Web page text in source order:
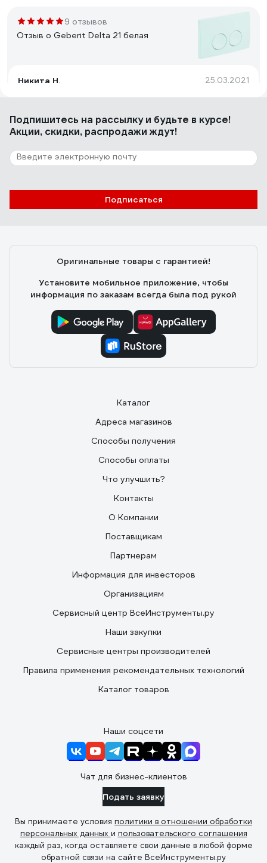
9 отзывов
Отзыв о Geberit Delta 21 белая
Никита Н. 25.03.2021
Качественная кнопка. Удобная в монтаже и
32 отзыва
Отзыв о Geberit Sigma 01 белая
Р. К. 11.01.2020
Подпишитесь на рассылкуи будьте в курсе!
Акции, скидки, распродажи ждут!
Подписаться
Оригинальные товары с гарантией!
Установите мобильное приложение, чтобы
информация по заказам всегда была под рукой
Каталог
Адреса магазинов
Способы получения
Способы оплаты
Что улучшить?
Контакты
О Компании
Поставщикам
Партнерам
Информация для инвесторов
Организациям
Сервисный центр ВсеИнструменты.ру
Наши закупки
Сервисные центры производителей
Правила применения рекомендательных технологий
Каталог товаров
Наши соцсети
Чат для бизнес-клиентов
Подать заявку
Вы принимаете условия политики в отношении обработки
персональных данных и пользовательского соглашения
каждый раз, когда оставляете свои данные в любой форме
обратной связи на сайте ВсеИнструменты.ру